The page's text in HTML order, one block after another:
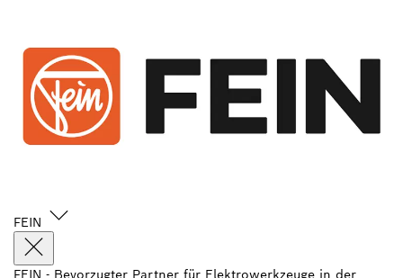
FEIN
FEIN - Bevorzugter Partner für Elektrowerkzeuge in der